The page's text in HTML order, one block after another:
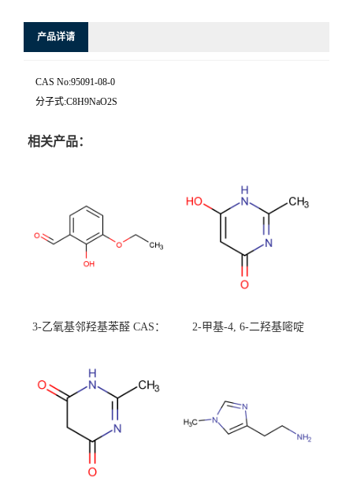
产品详请
CAS No:95091-08-0
分子式:C8H9NaO2S
相关产品：
3-乙氧基邻羟基苯醛 CAS：
校可先用后付
2-甲基-4, 6-二羟基嘧啶